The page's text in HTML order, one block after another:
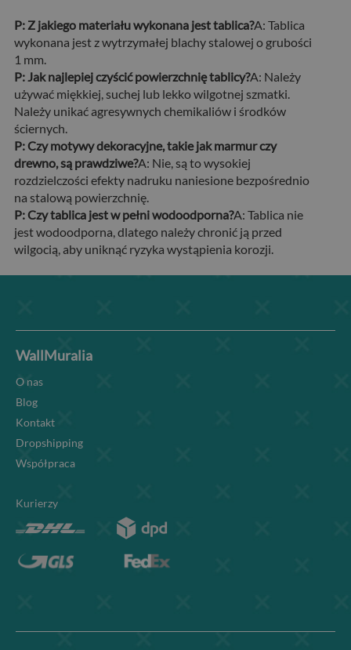
P: Z jakiego materiału wykonana jest tablica?A: Tablica
wykonana jest z wytrzymałej blachy stalowej o grubości
1 mm.
P: Jak najlepiej czyścić powierzchnię tablicy?A: Należy
używać miękkiej, suchej lub lekko wilgotnej szmatki.
Należy unikać agresywnych chemikaliów i środków
ściernych.
P: Czy motywy dekoracyjne, takie jak marmur czy
drewno, są prawdziwe?A: Nie, są to wysokiej
rozdzielczości efekty nadruku naniesione bezpośrednio
na stalową powierzchnię.
P: Czy tablica jest w pełni wodoodporna?A: Tablica nie
jest wodoodporna, dlatego należy chronić ją przed
wilgocią, aby uniknąć ryzyka wystąpienia korozji.
WallMuralia
O nas
Blog
Kontakt
Dropshipping
Współpraca
Kurierzy